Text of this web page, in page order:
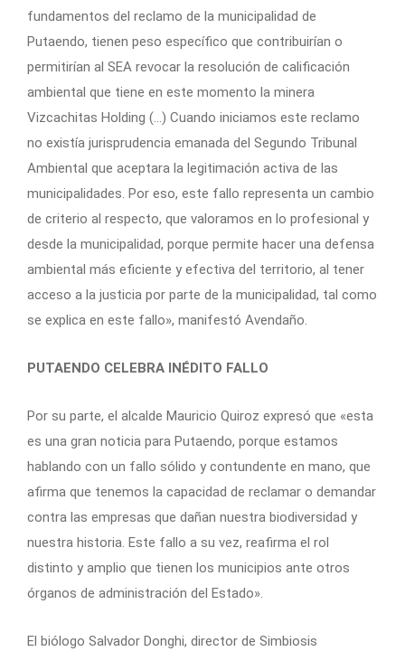
fundamentos del reclamo de la municipalidad de
Putaendo, tienen peso específico que contribuirían o
permitirían al SEA revocar la resolución de calificación
ambiental que tiene en este momento la minera
Vizcachitas Holding (…) Cuando iniciamos este reclamo
no existía jurisprudencia emanada del Segundo Tribunal
Ambiental que aceptara la legitimación activa de las
municipalidades. Por eso, este fallo representa un cambio
de criterio al respecto, que valoramos en lo profesional y
desde la municipalidad, porque permite hacer una defensa
ambiental más eficiente y efectiva del territorio, al tener
acceso a la justicia por parte de la municipalidad, tal como
se explica en este fallo», manifestó Avendaño.
PUTAENDO CELEBRA INÉDITO FALLO
Por su parte, el alcalde Mauricio Quiroz expresó que «esta
es una gran noticia para Putaendo, porque estamos
hablando con un fallo sólido y contundente en mano, que
afirma que tenemos la capacidad de reclamar o demandar
contra las empresas que dañan nuestra biodiversidad y
nuestra historia. Este fallo a su vez, reafirma el rol
distinto y amplio que tienen los municipios ante otros
órganos de administración del Estado».
El biólogo Salvador Donghi, director de Simbiosis